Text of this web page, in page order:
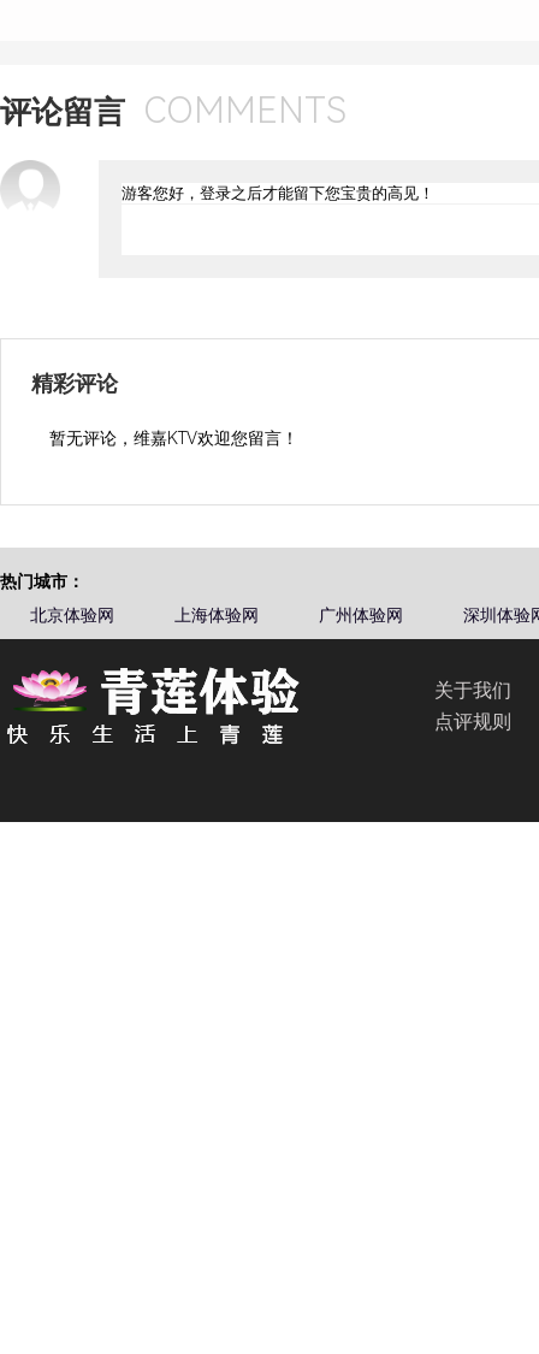
评论留言 COMMENTS
精彩评论
暂无评论，维嘉KTV欢迎您留言！
热门城市：
北京体验网
上海体验网 广州体验网 深圳体验
关于我们
点评规则